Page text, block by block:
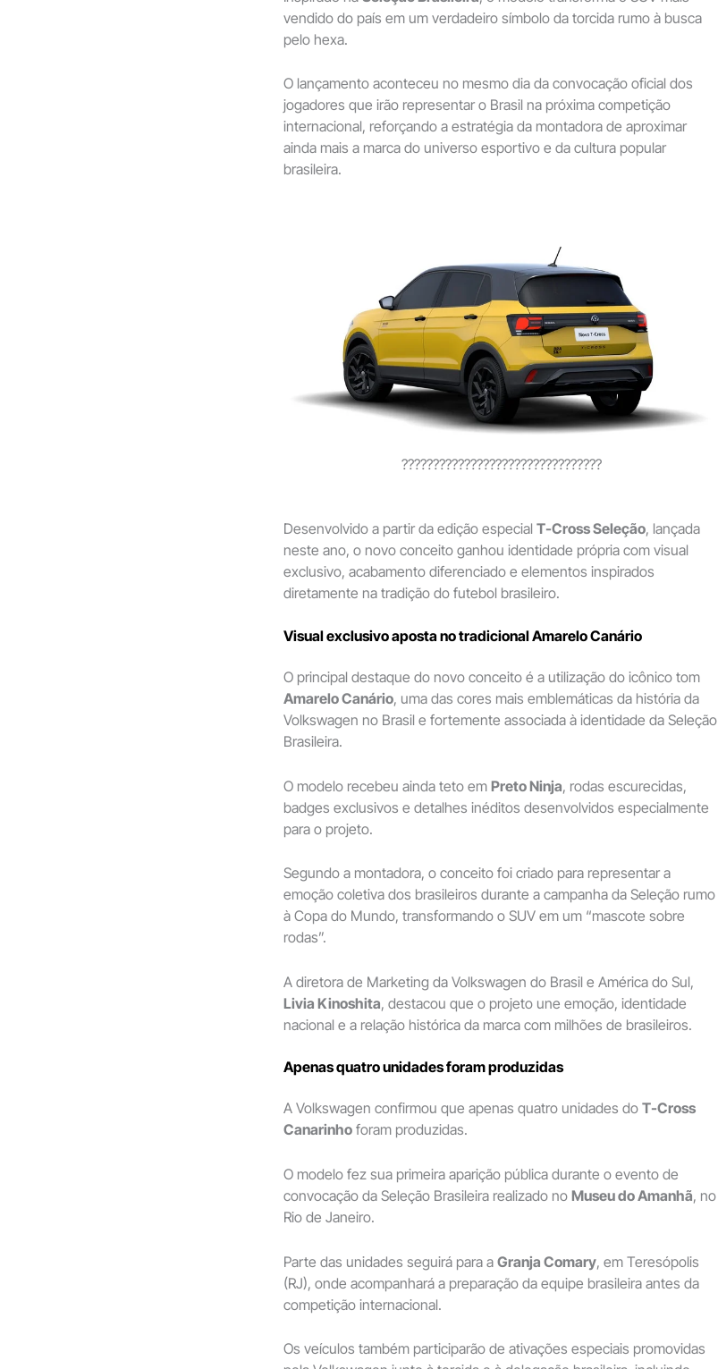
vendido do país em um verdadeiro símbolo da torcida rumo à busca
pelo hexa.
O lançamento aconteceu no mesmo dia da convocação oficial dos
jogadores que irão representar o Brasil na próxima competição
internacional, reforçando a estratégia da montadora de aproximar
ainda mais a marca do universo esportivo e da cultura popular
brasileira.
????????????????????????????????
Desenvolvido a partir da edição especial T-Cross Seleção, lançada
neste ano, o novo conceito ganhou identidade própria com visual
exclusivo, acabamento diferenciado e elementos inspirados
diretamente na tradição do futebol brasileiro.
Visual exclusivo aposta no tradicional Amarelo Canário
O principal destaque do novo conceito é a utilização do icônico tom
Amarelo Canário, uma das cores mais emblemáticas da história da
Volkswagen no Brasil e fortemente associada à identidade da Seleção
Brasileira.
O modelo recebeu ainda teto em Preto Ninja, rodas escurecidas,
badges exclusivos e detalhes inéditos desenvolvidos especialmente
para o projeto.
Segundo a montadora, o conceito foi criado para representar a
emoção coletiva dos brasileiros durante a campanha da Seleção rumo
à Copa do Mundo, transformando o SUV em um “mascote sobre
rodas”.
A diretora de Marketing da Volkswagen do Brasil e América do Sul,
Livia Kinoshita, destacou que o projeto une emoção, identidade
nacional e a relação histórica da marca com milhões de brasileiros.
Apenas quatro unidades foram produzidas
A Volkswagen confirmou que apenas quatro unidades do T-Cross
Canarinho foram produzidas.
O modelo fez sua primeira aparição pública durante o evento de
convocação da Seleção Brasileira realizado no Museu do Amanhã, no
Rio de Janeiro.
Parte das unidades seguirá para a Granja Comary, em Teresópolis
(RJ), onde acompanhará a preparação da equipe brasileira antes da
competição internacional.
Os veículos também participarão de ativações especiais promovidas